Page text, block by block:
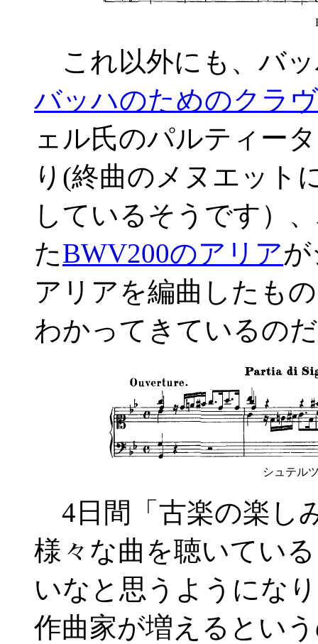
これ以外にも、バ
バッハのためのクラ
ェル氏のパルティー
り(終曲のメヌエット
しているそうです）
たBWV200のアリア
アリアを編曲したも
わかってきているの
シュテル
4日間「古楽の楽し
様々な曲を聴いてい
いなと思うようにな
作曲家が増えるとい